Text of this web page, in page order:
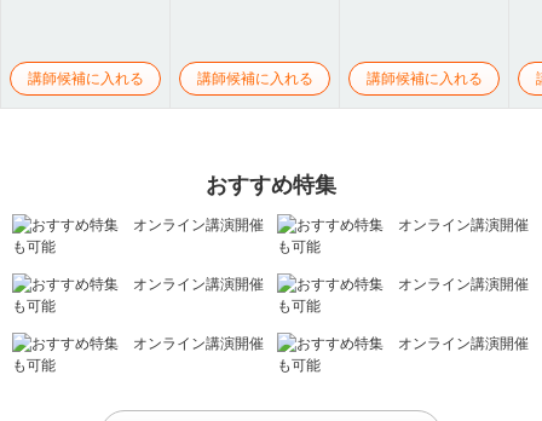
講師候補に入れる 講師候補に入れる 講師候補に入れる
おすすめ特集